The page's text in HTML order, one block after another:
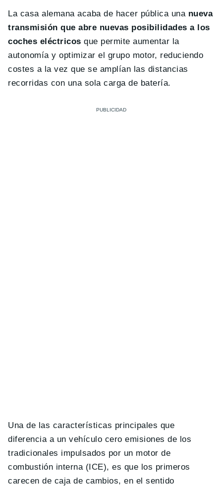
La casa alemana acaba de hacer pública una nueva
transmisión que abre nuevas posibilidades a los
coches eléctricosque permite aumentar la
autonomía y optimizar el grupo motor, reduciendo
costes a la vez que se amplían las distancias
recorridas con una sola carga de batería.
Una de las características principales que
diferencia a un vehículo cero emisiones de los
tradicionales impulsados por un motor de
combustión interna (ICE), es que los primeros
carecen de caja de cambios, en el sentido